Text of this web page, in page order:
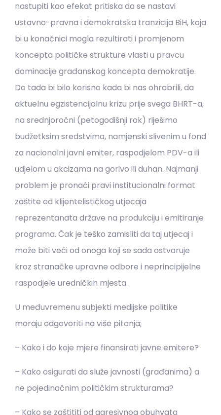
nastupiti kao efekat pritiska da se nastavi
ustavno-pravna i demokratska tranzicija BiH, koja
bi u konačnici mogla rezultirati i promjenom
koncepta političke strukture vlasti u pravcu
dominacije građanskog koncepta demokratije.
Do tada bi bilo korisno kada bi nas ohrabrili, da
aktuelnu egzistencijalnu krizu prije svega BHRT-a,
na srednjoročni (petogodišnji rok) riješimo
budžetksim sredstvima, namjenski slivenim u fond
za nacionalni javni emiter, raspodjelom PDV-a ili
udjelom u akcizama na gorivo ili duhan. Najmanji
problem je pronaći pravi institucionalni format
zaštite od klijentelističkog utjecaja
reprezentanata države na produkciju i emitiranje
programa. Čak je teško zamisliti da taj utjecaj i
može biti veći od onoga koji se sada ostvaruje
kroz stranačke upravne odbore i neprincipijelne
raspodjele uredničkih mjesta.
U međuvremenu subjekti medijske politike
moraju odgovoriti na više pitanja;
– Kako i do koje mjere finansirati javne emitere?
– Kako osigurati da služe javnosti (građanima) a
ne pojedinačnim političkim strukturama?
– Kako se zaštititi od agresivnog obuhvata